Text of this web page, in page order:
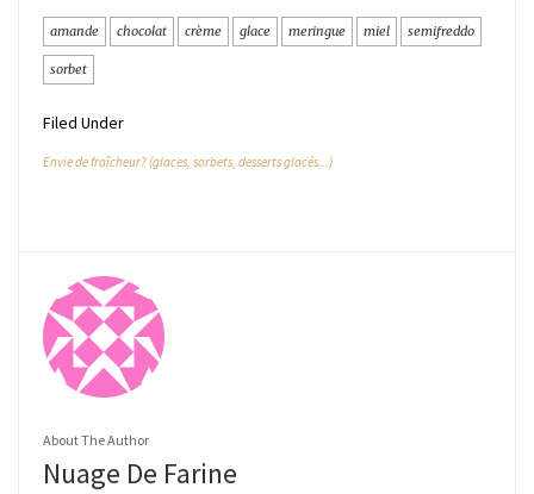
amande chocolat crème glace meringue miel semifreddo
sorbet
Filed Under
Envie de fraîcheur? (glaces, sorbets, desserts glacés...)
About The Author
Nuage De Farine